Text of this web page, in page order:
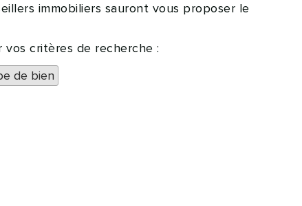
immobiliers sauront vous proposer le
vos critères de recherche :
de bien